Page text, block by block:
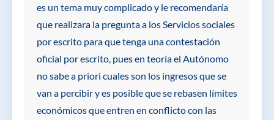
es un tema muy complicado y le recomendaría
que realizara la pregunta a los Servicios sociales
por escrito para que tenga una contestación
oficial por escrito, pues en teoría el Autónomo
no sabe a priori cuales son los ingresos que se
van a percibir y es posible que se rebasen límites
económicos que entren en conflicto con las